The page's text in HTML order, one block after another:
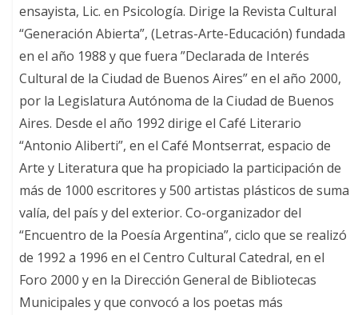
ensayista, Lic. en Psicología. Dirige la Revista Cultural
“Generación Abierta”, (Letras-Arte-Educación) fundada
en el año 1988 y que fuera ”Declarada de Interés
Cultural de la Ciudad de Buenos Aires” en el año 2000,
por la Legislatura Autónoma de la Ciudad de Buenos
Aires. Desde el año 1992 dirige el Café Literario
“Antonio Aliberti”, en el Café Montserrat, espacio de
Arte y Literatura que ha propiciado la participación de
más de 1000 escritores y 500 artistas plásticos de suma
valía, del país y del exterior. Co-organizador del
“Encuentro de la Poesía Argentina”, ciclo que se realizó
de 1992 a 1996 en el Centro Cultural Catedral, en el
Foro 2000 y en la Dirección General de Bibliotecas
Municipales y que convocó a los poetas más